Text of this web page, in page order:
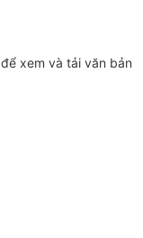
để xem và tải văn bản